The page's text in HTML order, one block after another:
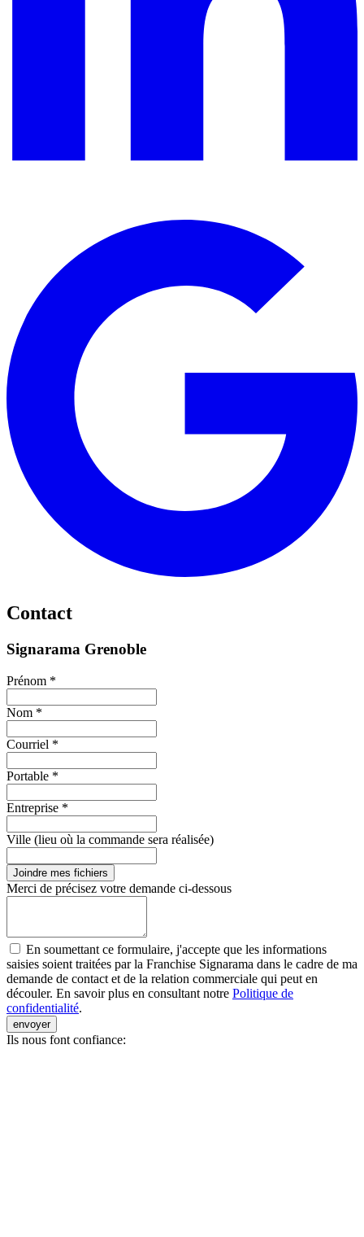
Contact
Signarama Grenoble
Prénom *
Nom *
Courriel *
Portable *
Entreprise *
Ville (lieu où la commande sera réalisée)
Joindre mes fichiers
Merci de précisez votre demande ci-dessous
En soumettant ce formulaire, j'accepte que les informations
saisies soient traitées par la Franchise Signarama dans le cadre de ma
demande de contact et de la relation commerciale qui peut en
découler. En savoir plus en consultant notre Politique de
confidentialité.
envoyer
Ils nous font confiance: